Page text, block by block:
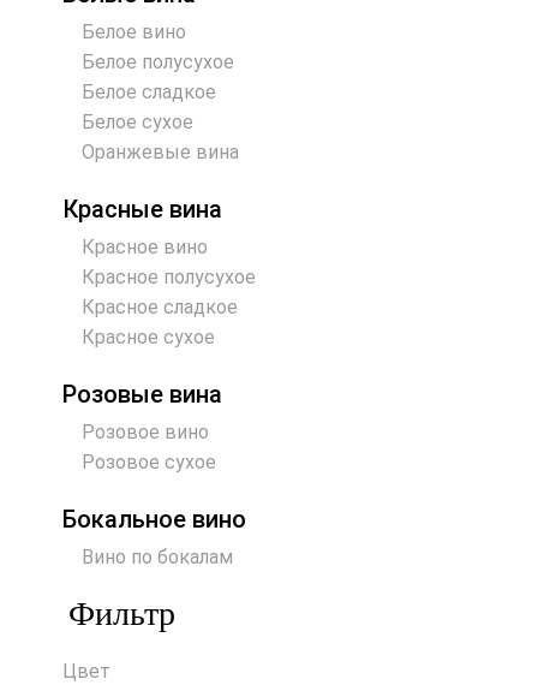
Белое вино
Белое полусухое
Белое сладкое
Белое сухое
Оранжевые вина
Красные вина
Красное вино
Красное полусухое
Красное сладкое
Красное сухое
Розовые вина
Розовое вино
Розовое сухое
Бокальное вино
Вино по бокалам
Фильтр
Цвет